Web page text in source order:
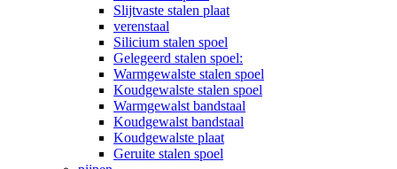
Slijtvaste stalen plaat
verenstaal
Silicium stalen spoel
Gelegeerd stalen spoel:
Warmgewalste stalen spoel
Koudgewalste stalen spoel
Warmgewalst bandstaal
Koudgewalst bandstaal
Koudgewalste plaat
Geruite stalen spoel